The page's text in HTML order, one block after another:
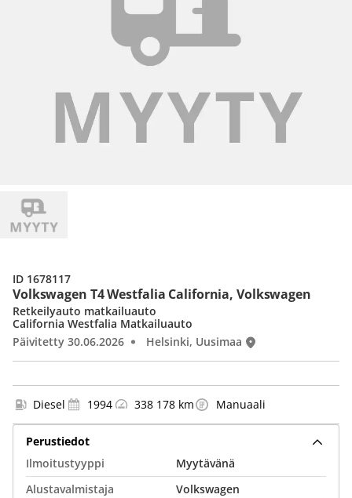
Volkswagen T4 Westfalia California, Volkswagen
Retkeilyauto matkailuauto
California Westfalia Matkailuauto
Päivitetty 30.06.2026
Helsinki, Uusimaa
ID 1678117
Diesel 1994 338 178 km Manuaali
Perustiedot
Ilmoitustyyppi
Myytävänä
Alustavalmistaja
Volkswagen